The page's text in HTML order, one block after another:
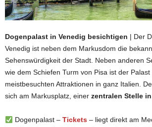
Dogenpalast in Venedig besichtigen | Der
Venedig ist neben dem Markusdom die
Sehenswürdigkeit der Stadt. Neben anderen
wie dem Schiefen Turm von Pisa ist der
meistbesuchten Attraktionen in ganz Italien.
sich am Markusplatz, einer zentralen Stelle
Dogenpalast – Tickets– liegt direkt am